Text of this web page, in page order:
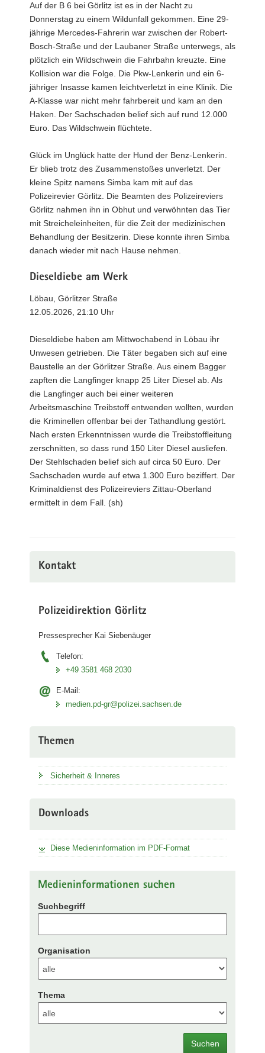
Auf der B 6 bei Görlitz ist es in der Nacht zu
Donnerstag zu einem Wildunfall gekommen. Eine 29-
jährige Mercedes-Fahrerin war zwischen der Robert-
Bosch-Straße und der Laubaner Straße unterwegs, als
plötzlich ein Wildschwein die Fahrbahn kreuzte. Eine
Kollision war die Folge. Die Pkw-Lenkerin und ein 6-
jähriger Insasse kamen leichtverletzt in eine Klinik. Die
A-Klasse war nicht mehr fahrbereit und kam an den
Haken. Der Sachschaden belief sich auf rund 12.000
Euro. Das Wildschwein flüchtete.
Glück im Unglück hatte der Hund der Benz-Lenkerin.
Er blieb trotz des Zusammenstoßes unverletzt. Der
kleine Spitz namens Simba kam mit auf das
Polizeirevier Görlitz. Die Beamten des Polizeireviers
Görlitz nahmen ihn in Obhut und verwöhnten das Tier
mit Streicheleinheiten, für die Zeit der medizinischen
Behandlung der Besitzerin. Diese konnte ihren Simba
danach wieder mit nach Hause nehmen.
Dieseldiebe am Werk
Löbau, Görlitzer Straße
12.05.2026, 21:10 Uhr
Dieseldiebe haben am Mittwochabend in Löbau ihr
Unwesen getrieben. Die Täter begaben sich auf eine
Baustelle an der Görlitzer Straße. Aus einem Bagger
zapften die Langfinger knapp 25 Liter Diesel ab. Als
die Langfinger auch bei einer weiteren
Arbeitsmaschine Treibstoff entwenden wollten, wurden
die Kriminellen offenbar bei der Tathandlung gestört.
Nach ersten Erkenntnissen wurde die Treibstoffleitung
zerschnitten, so dass rund 150 Liter Diesel ausliefen.
Der Stehlschaden belief sich auf circa 50 Euro. Der
Sachschaden wurde auf etwa 1.300 Euro beziffert. Der
Kriminaldienst des Polizeireviers Zittau-Oberland
ermittelt in dem Fall. (sh)
Kontakt
Polizeidirektion Görlitz
Pressesprecher Kai Siebenäuger
Telefon:
+49 3581 468 2030
E-Mail:
medien.pd-gr@polizei.sachsen.de
Themen
Sicherheit & Inneres
Downloads
Diese Medieninformation im PDF-Format
Medieninformationen suchen
Suchbegriff
Organisation
Thema
Suchen